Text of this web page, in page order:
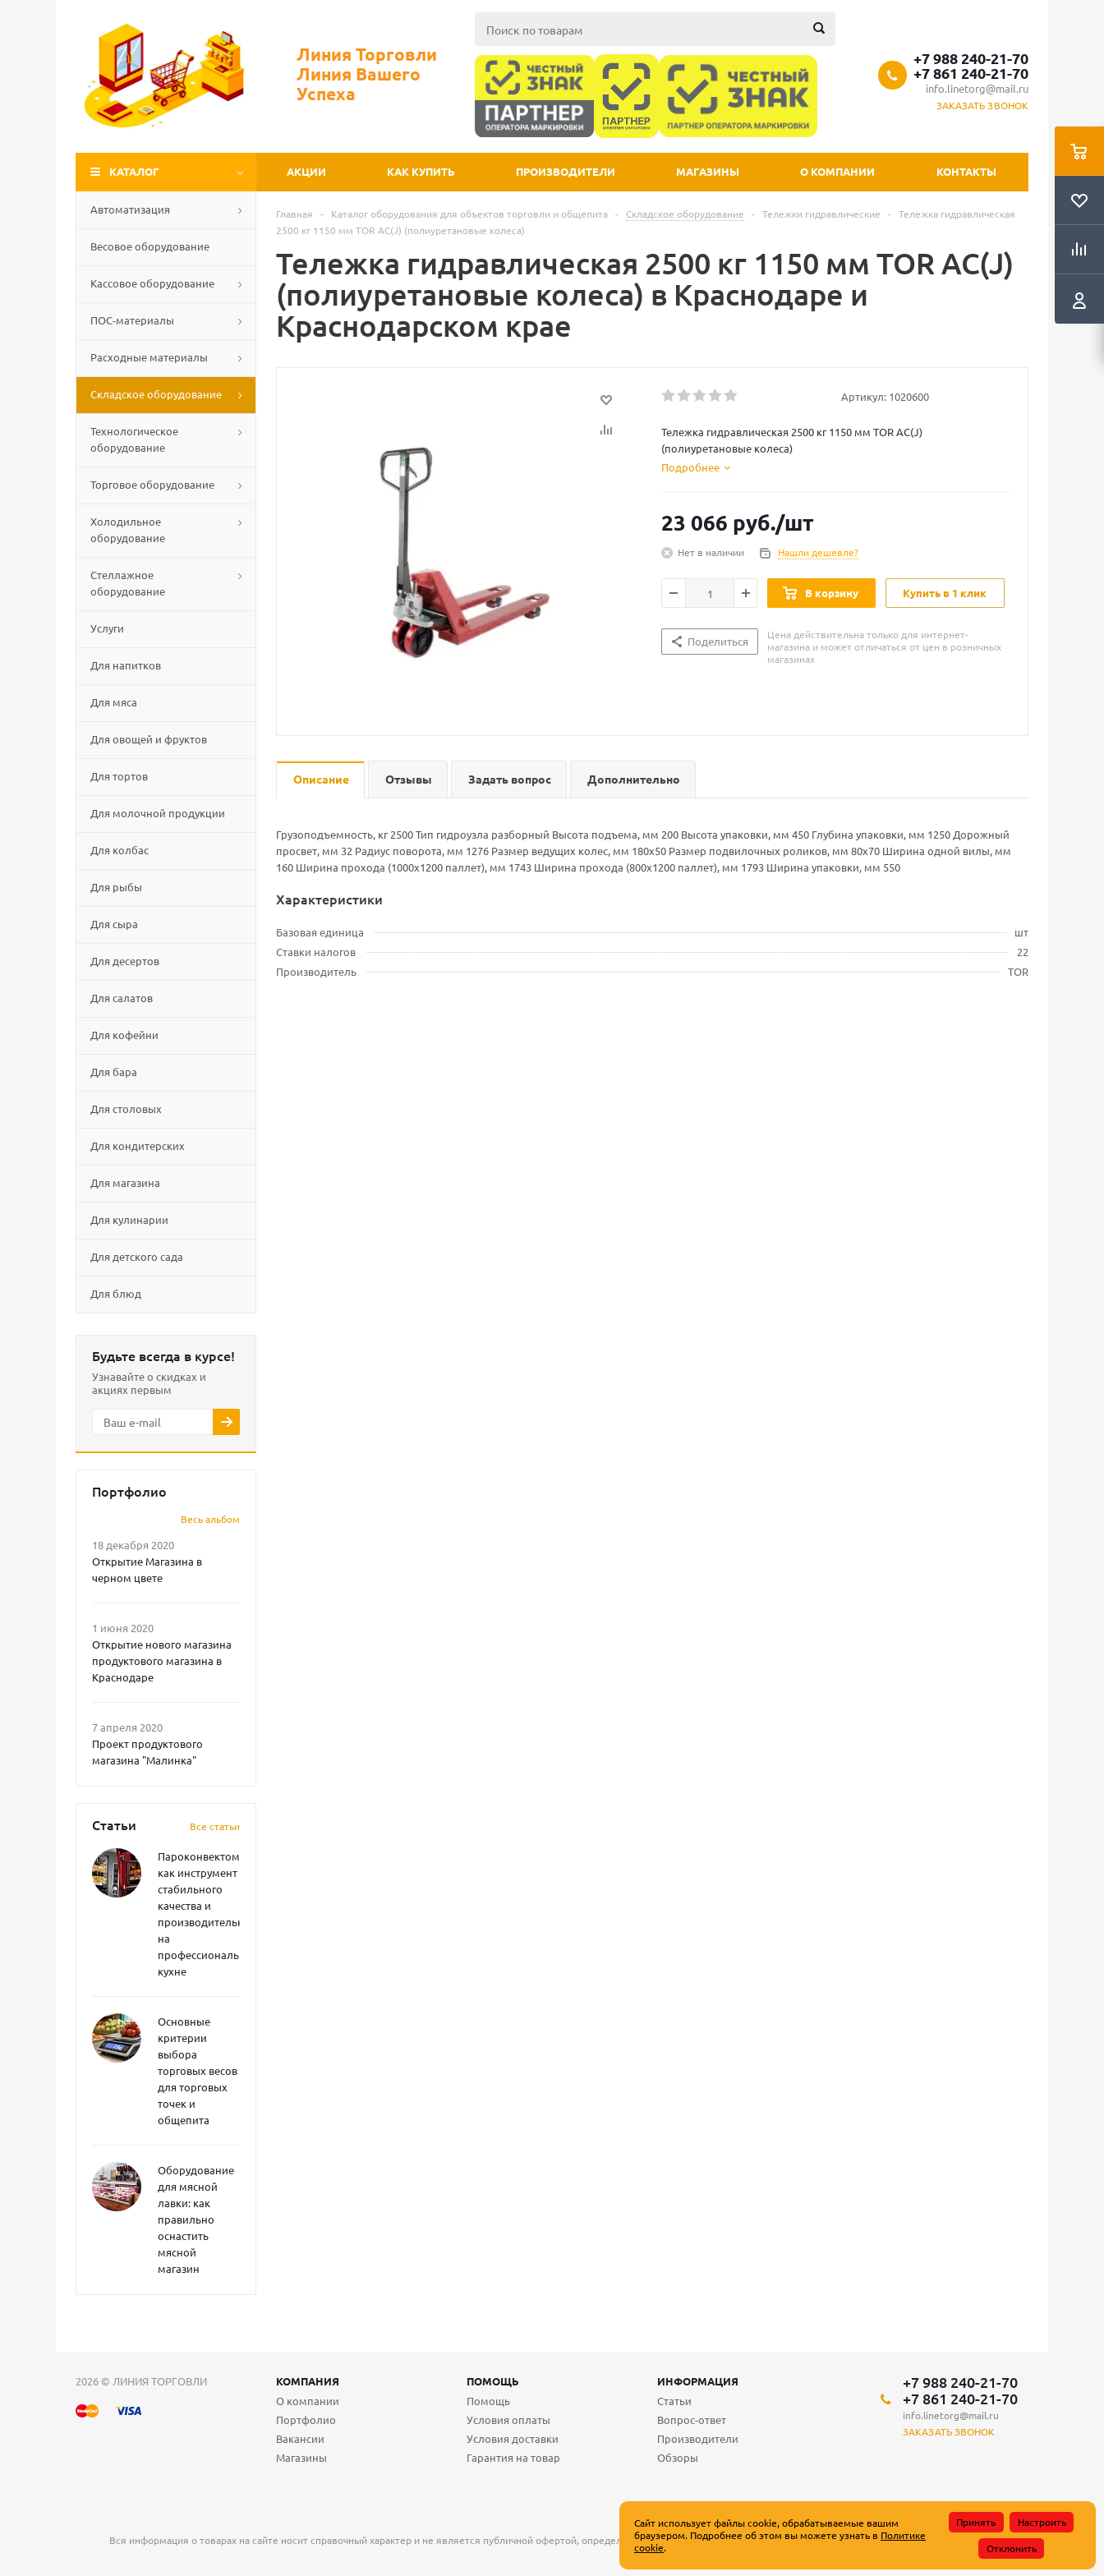
Линия Торговли
Линия Вашего
Успеха
+7 988 240-21-70
+7 861 240-21-70
info.linetorg@mail.ru
ЗАКАЗАТЬ ЗВОНОК
КАТАЛОГ АКЦИИ КАК КУПИТЬ ПРОИЗВОДИТЕЛИ МАГАЗИНЫ О КОМПАНИИ КОНТАКТЫ
Автоматизация
Весовое оборудование
Кассовое оборудование
ПОС-материалы
Расходные материалы
Складское оборудование
Технологическое
оборудование
Торговое оборудование
Холодильное
оборудование
Стеллажное
оборудование
Услуги
Для напитков
Для мяса
Для овощей и фруктов
Для тортов
Для молочной продукции
Для колбас
Для рыбы
Для сыра
Для десертов
Для салатов
Для кофейни
Для бара
Для столовых
Для кондитерских
Для магазина
Для кулинарии
Для детского сада
Для блюд
Будьте всегда в курсе!
Узнавайте о скидках и
акциях первым
Портфолио
Весь альбом
18 декабря 2020
Открытие Магазина в
черном цвете
1 июня 2020
Открытие нового магазина
продуктового магазина в
Краснодаре
7 апреля 2020
Проект продуктового
магазина "Малинка"
Статьи Все статьи
Пароконвектоматы
как инструмент
стабильного
качества и
производительности
на
профессиональной
кухне
Основные
критерии
выбора
торговых весов
для торговых
точек и
общепита
Оборудование
для мясной
лавки: как
правильно
оснастить
мясной
магазин
Главная - Каталог оборудования для объектов торговли и общепита - Складское оборудование - Тележки гидравлические -
Тележка гидравлическая
2500 кг 1150 мм TOR AC(J) (полиуретановые колеса)
Тележка гидравлическая 2500 кг 1150 мм TOR AC(J)
(полиуретановые колеса) в Краснодаре и
Краснодарском крае
Артикул: 1020600
Тележка гидравлическая 2500 кг 1150 мм TOR AC(J)
(полиуретановые колеса)
Подробнее
23 066 руб./шт
Нет в наличии Нашли дешевле?
В корзину Купить в 1 клик
Поделиться
Цена действительна только для интернет-
магазина и может отличаться от цен в розничных
магазинах
Описание Отзывы Задать вопрос Дополнительно
Грузоподъемность, кг 2500 Тип гидроузла разборный Высота подъема, мм 200 Высота упаковки, мм 450 Глубина упаковки, мм 1250 Дорожный
просвет, мм 32 Радиус поворота, мм 1276 Размер ведущих колес, мм 180х50 Размер подвилочных роликов, мм 80х70 Ширина одной вилы, мм
160 Ширина прохода (1000х1200 паллет), мм 1743 Ширина прохода (800х1200 паллет), мм 1793 Ширина упаковки, мм 550
Характеристики
Базовая единица
шт
Ставки налогов
22
Производитель
TOR
2026 © ЛИНИЯ ТОРГОВЛИ КОМПАНИЯ ПОМОЩЬ
ИНФОРМАЦИЯ
О компании
Портфолио
Вакансии
Магазины
Помощь
Условия оплаты
Условия доставки
Гарантия на товар
Статьи
Вопрос-ответ
Производители
Обзоры
+7 988 240-21-70
+7 861 240-21-70
info.linetorg@mail.ru
ЗАКАЗАТЬ ЗВОНОК
Вся информация о товарах на сайте носит справочный характер и не является публичной офертой, определяемой положениями Статьи 437 Гражданского кодекса Российской Федерации.
Сайт использует файлы cookie, обрабатываемые вашим
браузером. Подробнее об этом вы можете узнать в Политике
cookie.
Принять
Настроить
Отклонить